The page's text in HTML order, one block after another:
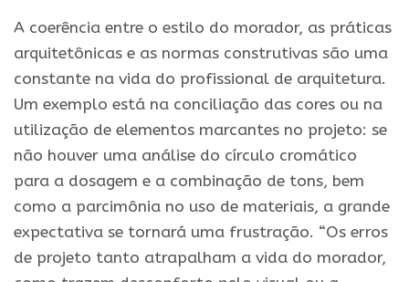
A coerência entre o estilo do morador, as práticas
arquitetônicas e as normas construtivas são uma
constante na vida do profissional de arquitetura.
Um exemplo está na conciliação das cores ou na
utilização de elementos marcantes no projeto: se
não houver uma análise do círculo cromático
para a dosagem e a combinação de tons, bem
como a parcimônia no uso de materiais, a grande
expectativa se tornará uma frustração. “Os erros
de projeto tanto atrapalham a vida do morador,